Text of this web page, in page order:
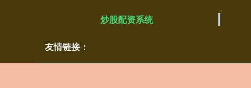
炒股配资系统
友情链接：